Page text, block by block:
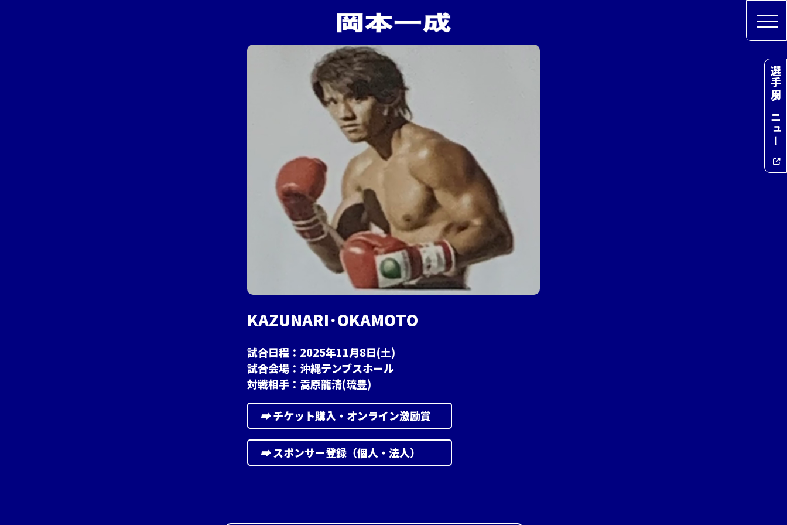
KAZUNARI･OKAMOTO
試合日程：2025年11月8日(土)
試合会場：沖縄テンブスホール
対戦相手：嵩原龍清(琉豊)
➡︎チケット購入・オンライン激励賞
➡︎スポンサー登録（個人・法人）
選手用メニュー